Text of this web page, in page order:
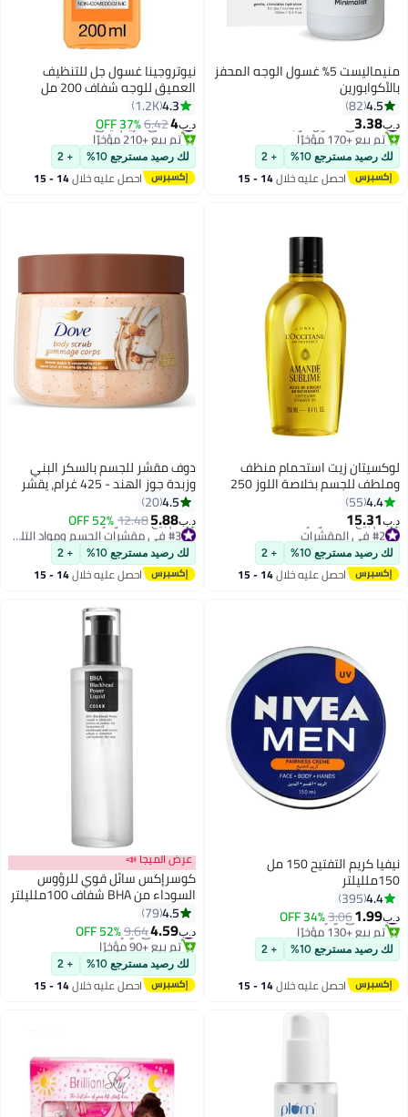
منيماليست 5% غسول الوجه المحفز
بالأكوابورين
4.5
82
د.ب‏3.38
#38 في غسول الوجه
تم بيع +170 مؤخرًا
#38 في غسول الوجه
لك رصيد مسترجع 10% + 2
احصل عليه خلال 14 - 15
نيوتروجينا غسول جل للتنظيف
العميق للوجه شفاف 200 مل
شفاف 200ملليلتر
4.3
1.2K
د.ب‏4
6.42
37% OFF #8 في كريم ليلي
تم بيع +210 مؤخرًا
#8 في كريم ليلي
لك رصيد مسترجع 10% + 2
احصل عليه خلال 14 - 15
لوكسيتان زيت استحمام منظف
وملطف للجسم بخلاصة اللوز 250
مل/ 8.4 أونصات 250 ML4.4
55
د.ب‏15.31#2 في المقشرات
بتخلّص بسرعة
تم بيع +50 مؤخرًا
#2 في المقشرات
لك رصيد مسترجع 10% + 2
احصل عليه خلال 14 - 15
دوف مقشر للجسم بالسكر البني
وزبدة جوز الهند - 425 غرام، يقشر
ويغذي بعمق لبشرة ناعمة
ومشرقة
4.5
20
د.ب‏5.88
12.48
52% OFF #3 في مقشرات الجسم ومواد التلميع
أقل سعر في السنة
تم بيع +30 مؤخرًا
لك رصيد مسترجع 10% + 2
احصل عليه خلال 14 - 15
نيفيا كريم التفتيح 150 مل
150ملليلتر
4.4
395
د.ب‏1.99
3.06
34% OFF #25 في تونر
تم بيع +130 مؤخرًا
#25 في تونر
لك رصيد مسترجع 10% + 2
احصل عليه خلال 14 - 15
عرض الميجا 📣
كوسرإكس سائل قوي للرؤوس
السوداء من BHA شفاف 100ملليلتر
4.5
79
د.ب‏4.59
9.64
52% OFF #17 في تونر
تم بيع +90 مؤخرًا
#17 في تونر
لك رصيد مسترجع 10% + 2
احصل عليه خلال 14 - 15